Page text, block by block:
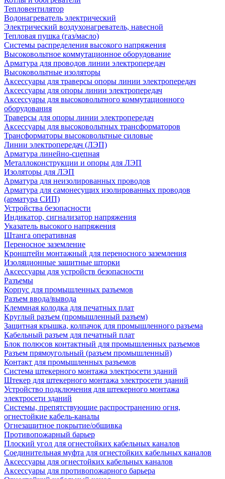
Тепловентилятор
Водонагреватель электрический
Электрический воздухонагреватель, навесной
Тепловая пушка (газ/масло)
Системы распределения высокого напряжения
Высоковольтное коммутационное оборудование
Арматура для проводов линии электропередач
Высоковольтные изоляторы
Аксессуары для траверсы опоры линии электропередач
Аксессуары для опоры линии электропередач
Аксессуары для высоковольтного коммутационного
оборудования
Траверсы для опоры линии электропередач
Аксессуары для высоковольтных трансформаторов
Трансформаторы высоковольтные силовые
Линии электропередач (ЛЭП)
Арматура линейно-сцепная
Металлоконструкции и опоры для ЛЭП
Изоляторы для ЛЭП
Арматура для неизолированных проводов
Арматура для самонесущих изолированных проводов
(арматура СИП)
Устройства безопасности
Индикатор, сигнализатор напряжения
Указатель высокого напряжения
Штанга оперативная
Переносное заземление
Кронштейн монтажный для переносного заземления
Изоляционные защитные шторки
Аксессуары для устройств безопасности
Разъемы
Корпус для промышленных разъемов
Разъем ввода/вывода
Клеммная колодка для печатных плат
Круглый разъем (промышленный разъем)
Защитная крышка, колпачок для промышленного разъема
Кабельный разъем для печатный плат
Блок полюсов контактный для промышленных разъемов
Разъем прямоугольный (разъем промышленный)
Контакт для промышленных разъемов
Система штекерного монтажа электросети зданий
Штекер для штекерного монтажа электросети зданий
Устройство подключения для штекерного монтажа
электросети зданий
Системы, препятствующие распространению огня,
огнестойкие кабель-каналы
Огнезащитное покрытие/обшивка
Противопожарный барьер
Плоский угол для огнестойких кабельных каналов
Соединительная муфта для огнестойких кабельных каналов
Аксессуары для огнестойких кабельных каналов
Аксессуары для противопожарного барьера